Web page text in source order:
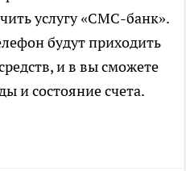
услугу «СМС-банк».
будут приходить
и в вы сможете
и состояние счета.